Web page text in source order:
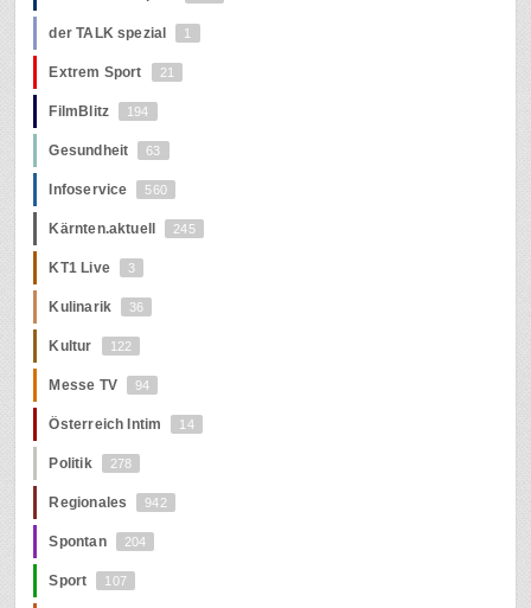
der TALK spezial 1
Extrem Sport 21
FilmBlitz 194
Gesundheit 63
Infoservice 560
Kärnten.aktuell 245
KT1 Live 3
Kulinarik 36
Kultur 122
Messe TV 94
Österreich Intim 14
Politik 278
Regionales 942
Spontan 204
Sport 107